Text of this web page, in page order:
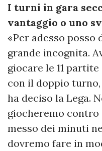
I turni in gara
vantaggio o uno
«Per adesso posso
grande incognita.
giocare le 11
con il doppio
ha deciso la Lega.
giocheremo contro
messo dei minuti
dovremo fare in